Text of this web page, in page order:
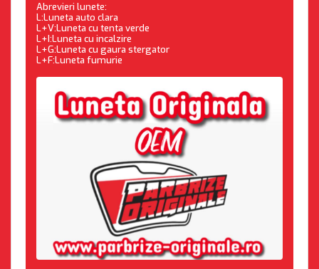
Abrevieri lunete:
L:Luneta auto clara
L+V:Luneta cu tenta verde
L+I:Luneta cu incalzire
L+G:Luneta cu gaura stergator
L+F:Luneta fumurie